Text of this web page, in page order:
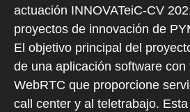
actuación INNOVATeiC-CV
proyectos de innovación de
El objetivo principal del
de una aplicación software con
WebRTC que proporcione
call center y al teletrabajo.